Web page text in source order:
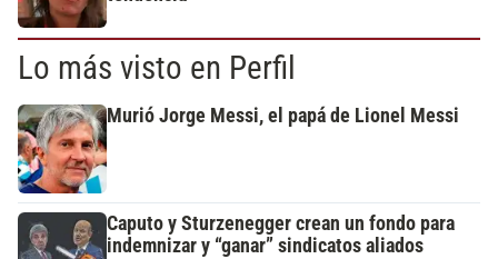
Lo más visto en Perfil
Murió Jorge Messi, el papá de Lionel Messi
Caputo y Sturzenegger crean un fondo para
indemnizar y “ganar” sindicatos aliados